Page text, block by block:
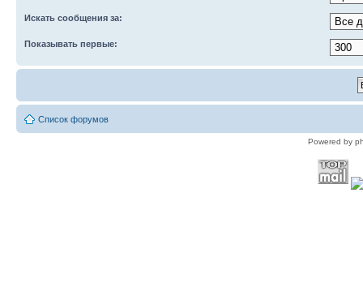
Искать сообщения за:
Показывать первые:
Список форумов
Powered by